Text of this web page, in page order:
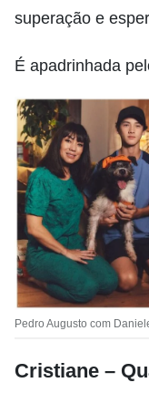
superação e
É apadrinhada
Pedro Augusto com
Cristiane –